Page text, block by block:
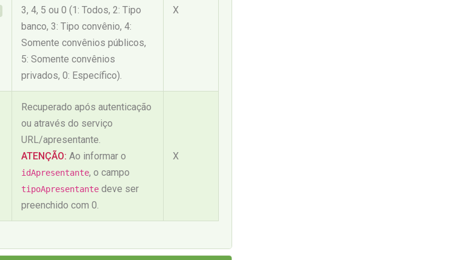
3, 4, 5 ou 0 (1: Todos, 2: Tipo
banco, 3: Tipo convênio, 4:
Somente convênios públicos,
5: Somente convênios
privados, 0: Específico).
X
Recuperado após autenticação
ou através do serviço
URL/apresentante.
ATENÇÃO: Ao informar o
idApresentante, o campo
tipoApresentante deve ser
preenchido com 0.
X